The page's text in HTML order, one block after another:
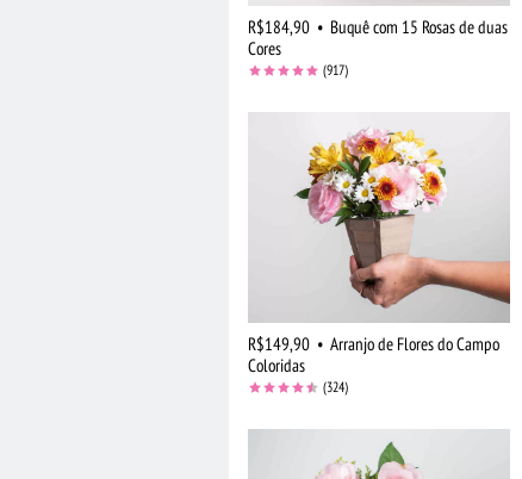
R$184,90 • Buquê com 15 Rosas de duas
Cores
(917)
R$149,90 • Arranjo de Flores do Campo
Coloridas
(324)